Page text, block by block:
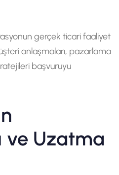
gerçek ticari faaliyet
anlaşmaları, pazarlama
başvuruyu
ve Uzatma